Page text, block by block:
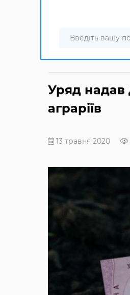
Уряд надав
аграріїв
13 травня 2020